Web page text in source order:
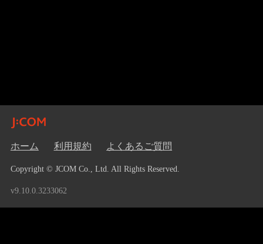
ホーム 利用規約 よくあるご質問
Copyright © JCOM Co., Ltd. All Rights Reserved.
v9.10.0.3233062